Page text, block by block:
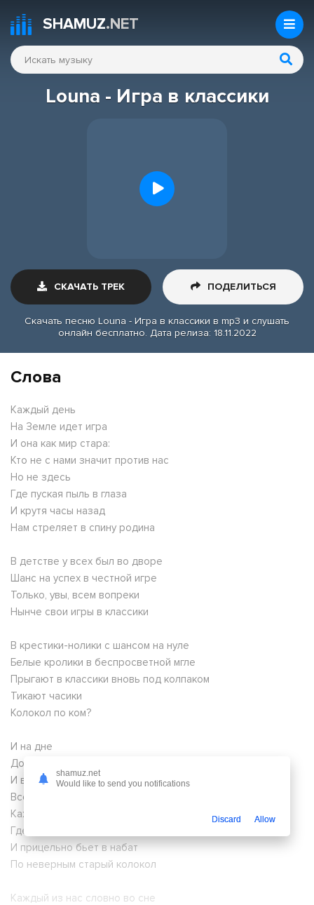
SHAMUZ.NET
Louna - Игра в классики
СКАЧАТЬ ТРЕК ПОДЕЛИТЬСЯ
Скачать песню Louna - Игра в классики в mp3 и слушать
онлайн бесплатно. Дата релиза: 18.11.2022
Слова
Каждый день
На Земле идет игра
И она как мир стара:
Кто не с нами значит против нас
Но не здесь
Где пуская пыль в глаза
И крутя часы назад
Нам стреляет в спину родина
В детстве у всех был во дворе
Шанс на успех в честной игре
Только, увы, всем вопреки
Нынче свои игры в классики
В крестики-нолики с шансом на нуле
Белые кролики в беспросветной мгле
Прыгают в классики вновь под колпаком
Тикают часики
Колокол по ком?
И на дне
Дольше века длится тень
И в кромешной темноте
Все сильнее тянет холодом
Каждый день
Где рассветом стал закат
И прицельно бьет в набат
По неверным старый колокол
Каждый из нас словно во сне
shamuz.net
Would like to send you notifications
Discard Allow